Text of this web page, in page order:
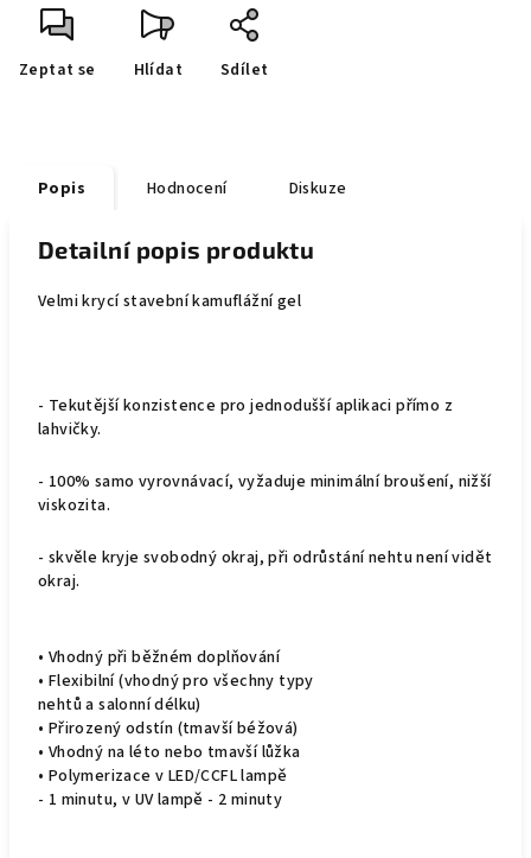
Zeptat se Hlídat Sdílet
Popis Hodnocení Diskuze
Detailní popis produktu
Velmi krycí stavební kamuflážní gel
- Tekutější konzistence pro jednodušší aplikaci přímo z
lahvičky.
- 100% samo vyrovnávací, vyžaduje minimální broušení, nižší
viskozita.
- skvěle kryje svobodný okraj, při odrůstání nehtu není vidět
okraj.
• Vhodný při běžném doplňování
• Flexibilní (vhodný pro všechny typy
nehtů a salonní délku)
• Přirozený odstín (tmavší béžová)
• Vhodný na léto nebo tmavší lůžka
• Polymerizace v LED/CCFL lampě
- 1 minutu, v UV lampě - 2 minuty